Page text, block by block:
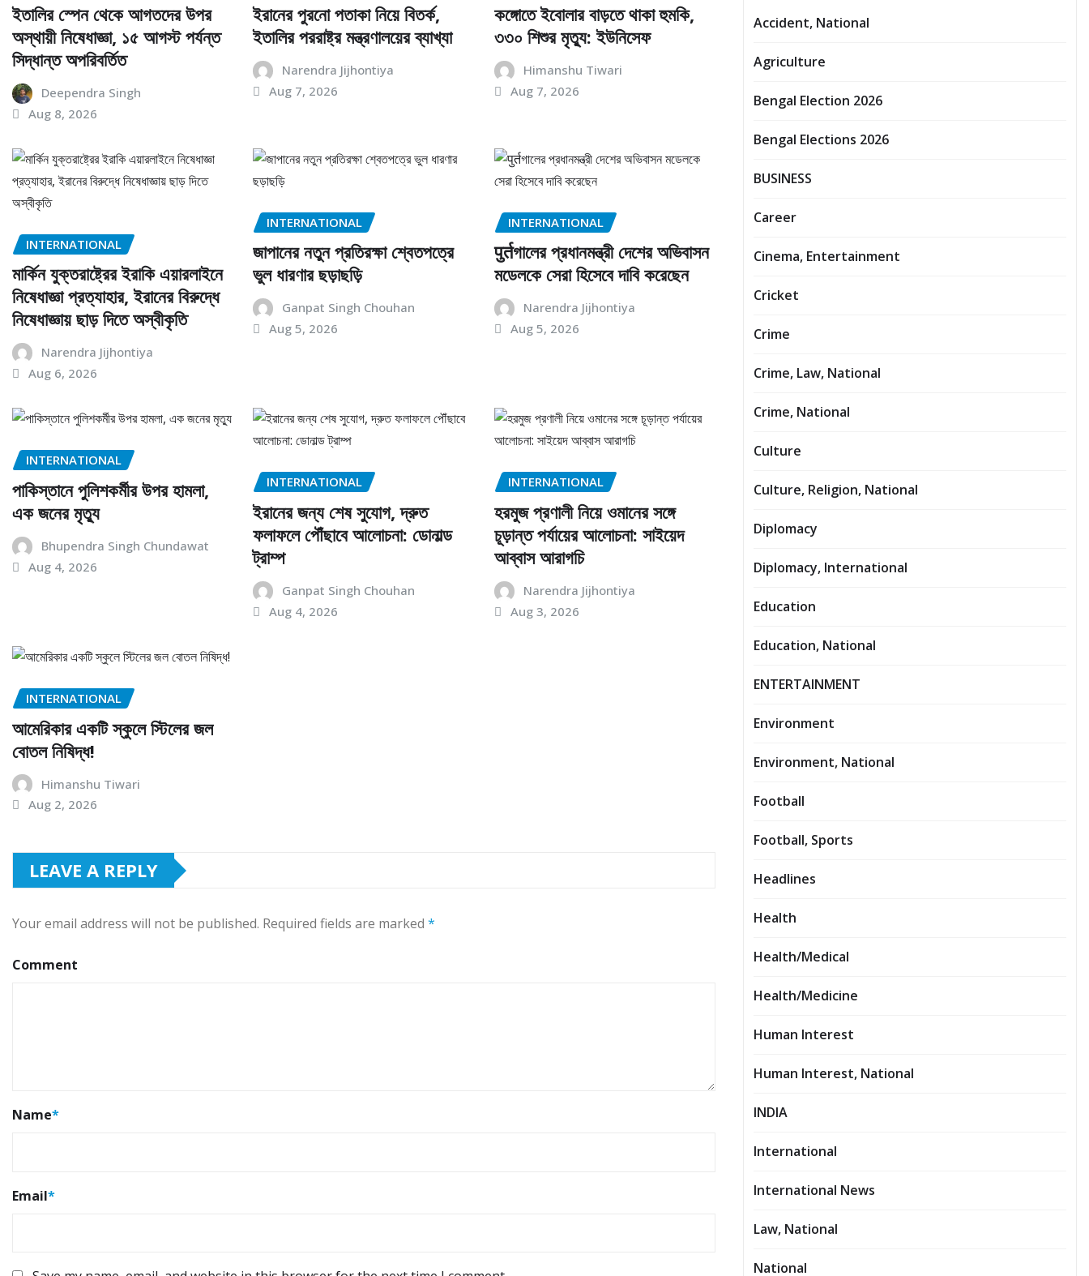
ইতালির স্পেন থেকে আগতদের উপর
অস্থায়ী নিষেধাজ্ঞা, ১৫ আগস্ট পর্যন্ত
সিদ্ধান্ত অপরিবর্তিত
Deependra Singh
Aug 8, 2026
ইরানের পুরনো পতাকা নিয়ে বিতর্ক,
ইতালির পররাষ্ট্র মন্ত্রণালয়ের ব্যাখ্যা
Narendra Jijhontiya
Aug 7, 2026
কঙ্গোতে ইবোলার বাড়তে থাকা হুমকি,
৩৩০ শিশুর মৃত্যু: ইউনিসেফ
Himanshu Tiwari
Aug 7, 2026
INTERNATIONAL
মার্কিন যুক্তরাষ্ট্রের ইরাকি এয়ারলাইনে
নিষেধাজ্ঞা প্রত্যাহার, ইরানের বিরুদ্ধে
নিষেধাজ্ঞায় ছাড় দিতে অস্বীকৃতি
Narendra Jijhontiya
Aug 6, 2026
INTERNATIONAL
জাপানের নতুন প্রতিরক্ষা শ্বেতপত্রে
ভুল ধারণার ছড়াছড়ি
Ganpat Singh Chouhan
Aug 5, 2026
INTERNATIONAL
पुर्तগালের প্রধানমন্ত্রী দেশের অভিবাসন
মডেলকে সেরা হিসেবে দাবি করেছেন
Narendra Jijhontiya
Aug 5, 2026
INTERNATIONAL
পাকিস্তানে পুলিশকর্মীর উপর হামলা,
এক জনের মৃত্যু
Bhupendra Singh Chundawat
Aug 4, 2026
INTERNATIONAL
ইরানের জন্য শেষ সুযোগ, দ্রুত
ফলাফলে পৌঁছাবে আলোচনা: ডোনাল্ড
ট্রাম্প
Ganpat Singh Chouhan
Aug 4, 2026
INTERNATIONAL
হরমুজ প্রণালী নিয়ে ওমানের সঙ্গে
চূড়ান্ত পর্যায়ের আলোচনা: সাইয়েদ
আব্বাস আরাগচি
Narendra Jijhontiya
Aug 3, 2026
INTERNATIONAL
আমেরিকার একটি স্কুলে স্টিলের জল
বোতল নিষিদ্ধ!
Himanshu Tiwari
Aug 2, 2026
LEAVE A REPLY
Your email address will not be published. Required fields are marked *
Comment
Name*
Email*
Accident, National
Agriculture
Bengal Election 2026
Bengal Elections 2026
BUSINESS
Career
Cinema, Entertainment
Cricket
Crime
Crime, Law, National
Crime, National
Culture
Culture, Religion, National
Diplomacy
Diplomacy, International
Education
Education, National
ENTERTAINMENT
Environment
Environment, National
Football
Football, Sports
Headlines
Health
Health/Medical
Health/Medicine
Human Interest
Human Interest, National
INDIA
International
International News
Law, National
National